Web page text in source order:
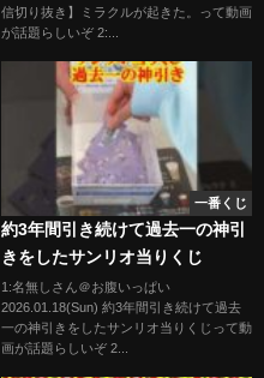
信切り抜き】ミラクルが起きた。って動画
が話題らしいぞ 2:...
一番くじ
約3年間引き続けて過去一の神引
きをしたサンリオ当りくじ
1:名無しさん＠お腹いっぱい
2026.01.18(Sun) 約3年間引き続けて過去
一の神引きをしたサンリオ当りくじって動
画が話題らしいぞ 2...